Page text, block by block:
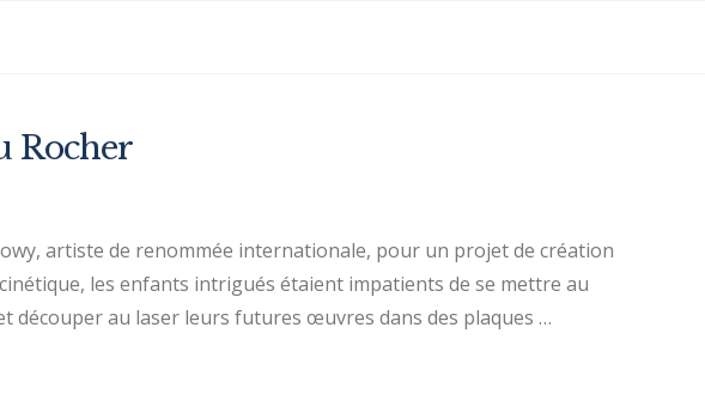
Rocher
artiste de renommée internationale, pour un projet de création
les enfants intrigués étaient impatients de se mettre au
découper au laser leurs futures œuvres dans des plaques …